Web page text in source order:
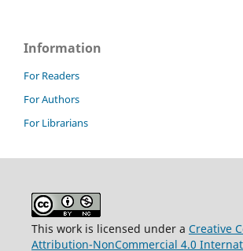
Information
For Readers
For Authors
For Librarians
This work is licensed under a Creative
Attribution-NonCommercial 4.0